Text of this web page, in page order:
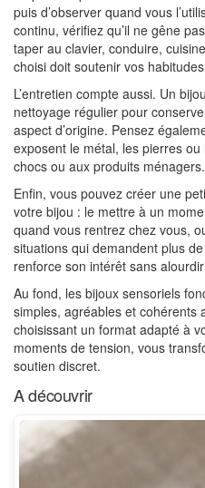
puis d’observer quand vous
continu, vérifiez qu’il ne gêne
taper au clavier, conduire,
choisi doit soutenir vos
L’entretien compte aussi. Un
nettoyage régulier pour
aspect d’origine. Pensez
exposent le métal, les pierres ou
chocs ou aux produits ménagers.
Enfin, vous pouvez créer une
votre bijou : le mettre à un
quand vous rentrez chez vous,
situations qui demandent plus
renforce son intérêt sans
Au fond, les bijoux sensoriels
simples, agréables et cohérents
choisissant un format adapté à
moments de tension, vous
soutien discret.
A découvrir